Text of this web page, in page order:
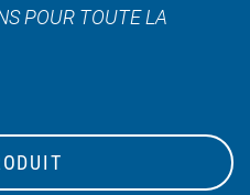
POUR TOUTE LA